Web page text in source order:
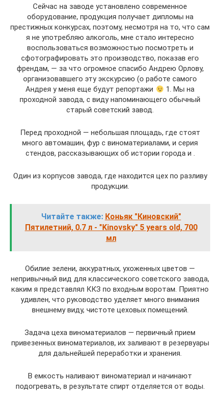
Сейчас на заводе установлено современное
оборудование, продукция получает дипломы на
престижных конкурсах, поэтому, несмотря на то, что сам
я не употребляю алкоголь, мне стало интересно
воспользоваться возможностью посмотреть и
сфотографировать это производство, показав его
френдам, — за что огромное спасибо Андрею Орлову,
организовавшего эту экскурсию (о работе самого
Андрея у меня еще будут репортажи
1. Мы на
проходной завода, с виду напоминающего обычный
старый советский завод.
Перед проходной — небольшая площадь, где стоят
много автомашин, фур с виноматериалами, и серия
стендов, рассказывающих об истории города и .
Один из корпусов завода, где находится цех по разливу
продукции.
Читайте также: Коньяк "Киновский"
Пятилетний, 0.7 л - "Kinovsky" 5 years old, 700
мл
Обилие зелени, аккуратных, ухоженных цветов —
непривычный вид для классического советского завода,
каким я представлял ККЗ по входным воротам. Приятно
удивлен, что руководство уделяет много внимания
внешнему виду, чистоте цеховых помещений.
Задача цеха виноматериалов — первичный прием
привезенных виноматериалов, их заливают в резервуары
для дальнейшей переработки и хранения.
В емкость наливают виноматериал и начинают
подогревать, в результате спирт отделяется от воды.